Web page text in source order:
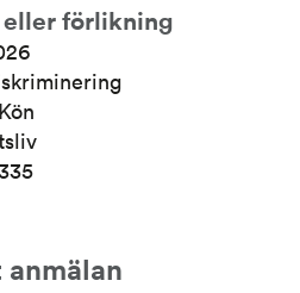
förlikning
Kön